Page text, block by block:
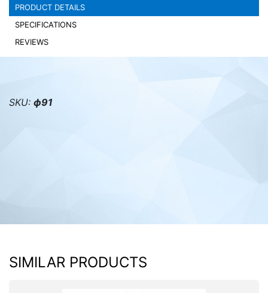
PRODUCT DETAILS
SPECIFICATIONS
REVIEWS
SKU: ф91
SIMILAR PRODUCTS